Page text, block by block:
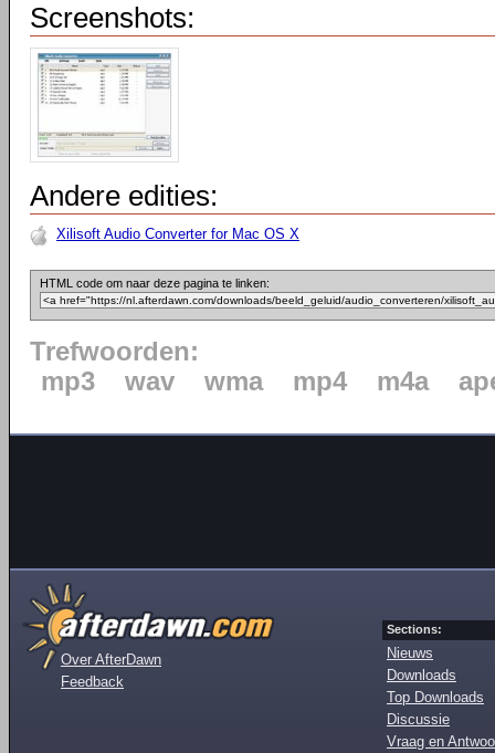
Screenshots:
Andere edities:
Xilisoft Audio Converter for Mac OS X
HTML code om naar deze pagina te linken:
Trefwoorden:
mp3
wav wma mp4 m4a
Over AfterDawn
Feedback
Sections:
Nieuws
Downloads
Top Downloads
Discussie
Vraag en